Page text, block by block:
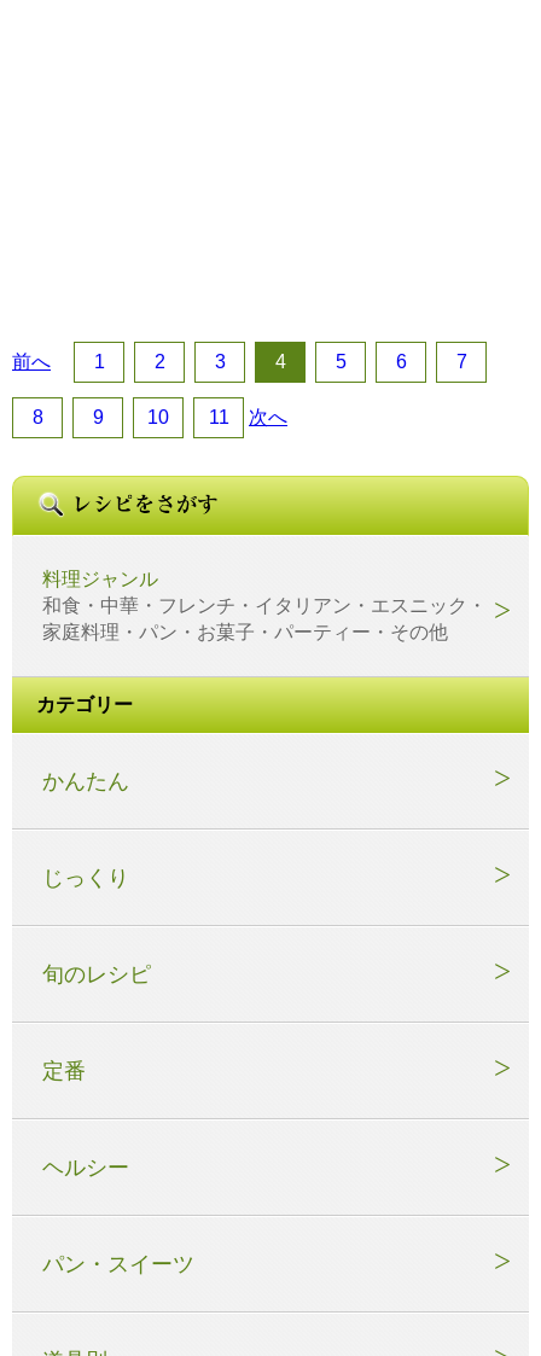
前へ 1 2 3 4 5 6 7
8 9 10 11 次へ
料理ジャンル
和食・中華・フレンチ・イタリアン・エスニック・
家庭料理・パン・お菓子・パーティー・その他
カテゴリー
かんたん
じっくり
旬のレシピ
定番
ヘルシー
パン・スイーツ